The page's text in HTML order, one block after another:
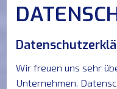
DIENSTE
Wir freuen uns sehr
Unternehmen.